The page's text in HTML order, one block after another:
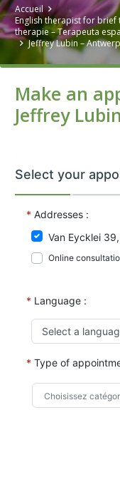
Accueil
English therapist for
therapie – Terapeuta
Jeffrey Lubin – Antwerp
Make an
Jeffrey Lubin